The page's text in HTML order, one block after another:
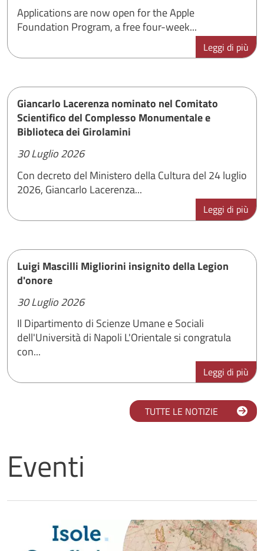
Applications are now open for the Apple
Foundation Program, a free four-week...
Leggi di più
Giancarlo Lacerenza nominato nel Comitato
Scientifico del Complesso Monumentale e
Biblioteca dei Girolamini
30 Luglio 2026
Con decreto del Ministero della Cultura del 24 luglio
2026, Giancarlo Lacerenza...
Leggi di più
Luigi Mascilli Migliorini insignito della Legion
d'onore
30 Luglio 2026
Il Dipartimento di Scienze Umane e Sociali
dell'Università di Napoli L'Orientale si congratula
con...
Leggi di più
TUTTE LE NOTIZIE
Eventi